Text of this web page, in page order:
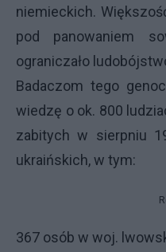
niemieckich.
pod panowaniem
ograniczało
Badaczom tego
wiedzę o ok. 800
zabitych w sierpniu
ukraińskich, w tym:
367 osób w woj.